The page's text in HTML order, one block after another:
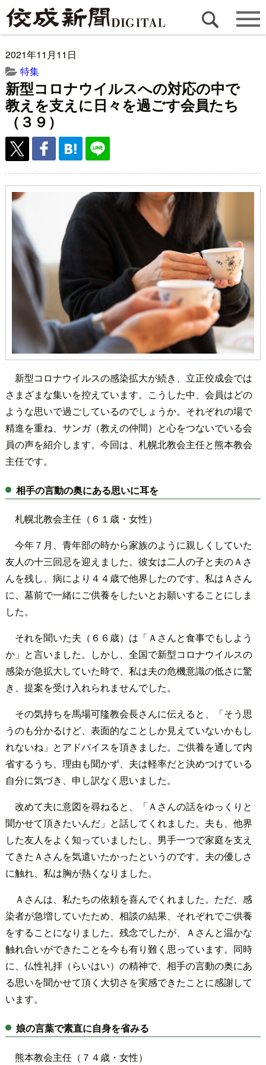
2021年11月11日
特集
新型コロナウイルスへの対応の中で
教えを支えに日々を過ごす会員たち
（３９）
新型コロナウイルスの感染拡大が続き、立正佼成会では
さまざまな集いを控えています。こうした中、会員はどの
ような思いで過ごしているのでしょうか。それぞれの場で
精進を重ね、サンガ（教えの仲間）と心をつないでいる会
員の声を紹介します。今回は、札幌北教会主任と熊本教会
主任です。
相手の言動の奥にある思いに耳を
札幌北教会主任（６１歳・女性）
今年７月、青年部の時から家族のように親しくしていた
友人の十三回忌を迎えました。彼女は二人の子と夫のＡさ
んを残し、病により４４歳で他界したのです。私はＡさん
に、墓前で一緒にご供養をしたいとお願いすることにしま
した。
それを聞いた夫（６６歳）は「Ａさんと食事でもしよう
か」と言いました。しかし、全国で新型コロナウイルスの
感染が急拡大していた時で、私は夫の危機意識の低さに驚
き、提案を受け入れられませんでした。
その気持ちを馬場可隆教会長さんに伝えると、「そう思
うのも分かるけど、表面的なことしか見えていないかもし
れないね」とアドバイスを頂きました。ご供養を通して内
省するうち、理由も聞かず、夫は軽率だと決めつけている
自分に気づき、申し訳なく思いました。
改めて夫に意図を尋ねると、「Ａさんの話をゆっくりと
聞かせて頂きたいんだ」と話してくれました。夫も、他界
した友人をよく知っていましたし、男手一つで家庭を支え
てきたＡさんを気遣いたかったというのです。夫の優しさ
に触れ、私は胸が熱くなりました。
Ａさんは、私たちの依頼を喜んでくれました。ただ、感
染者が急増していたため、相談の結果、それぞれでご供養
をすることになりました。残念でしたが、Ａさんと温かな
触れ合いができたことを今も有り難く思っています。同時
に、仏性礼拝（らいはい）の精神で、相手の言動の奥にあ
る思いを聞かせて頂く大切さを実感できたことに感謝して
います。
娘の言葉で素直に自身を省みる
熊本教会主任（７４歳・女性）